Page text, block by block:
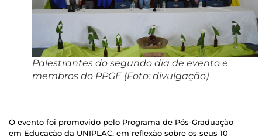
Palestrantes do segundo dia de evento e
membros do PPGE (Foto: divulgação)
O evento foi promovido pelo Programa de Pós-Graduação
em Educação da UNIPLAC, em reflexão sobre os seus 10